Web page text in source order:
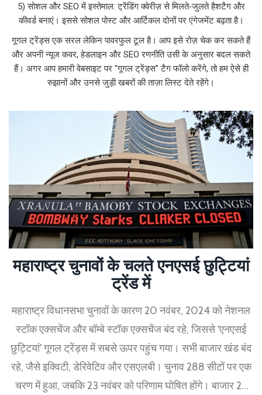
5) सोशल और SEO में इस्तेमाल: ट्रेंडिंग क्वेरीज़ से मिलते‑जुलते हैशटैग और
कीवर्ड बनाएं। इससे सोशल पोस्ट और आर्टिकल दोनों पर एंगेजमेंट बढ़ता है।
गूगल ट्रेंड्स एक सरल लेकिन पावरफुल टूल है। आप इसे रोज़ चेक कर सकते हैं
और अपनी न्यूज कवर, हेडलाइन और SEO रणनीति उसी के अनुसार बदल सकते
हैं। अगर आप हमारी वेबसाइट पर "गूगल ट्रेंड्स" टैग फॉलो करेंगे, तो हम ऐसे ही
रुझानों और उनसे जुड़ी खबरों की ताज़ा लिस्ट देते रहेंगे।
महाराष्ट्र चुनावों के चलते एनएसई छुट्टियां
ट्रेंड में
महाराष्ट्र विधानसभा चुनावों के कारण 20 नवंबर, 2024 को नेशनल
स्टॉक एक्सचेंज और बॉम्बे स्टॉक एक्सचेंज बंद रहे, जिससे 'एनएसई
छुट्टियां' गूगल ट्रेंड्स में सबसे ऊपर पहुंच गया। सभी बाजार खंड बंद
रहे, जैसे इक्विटी, डेरिवेटिव और एसएलबी। चुनाव 288 सीटों पर एक
चरण में हुआ, जबकि 23 नवंबर को परिणाम घोषित होंगे। बाजार 25